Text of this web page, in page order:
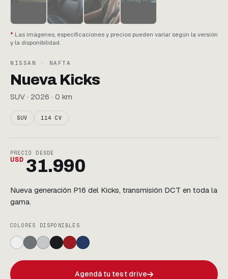
Las imágenes, especificaciones y precios pueden variar según la versión
y la disponibilidad.
NISSAN · NAFTA
Nueva Kicks
SUV · 2026 · 0 km
SUV 114 CV
PRECIO DESDE
USD 31.990
Nueva generación P16 del Kicks, transmisión DCT en toda la
gama.
COLORES DISPONIBLES
Agendá tu test drive